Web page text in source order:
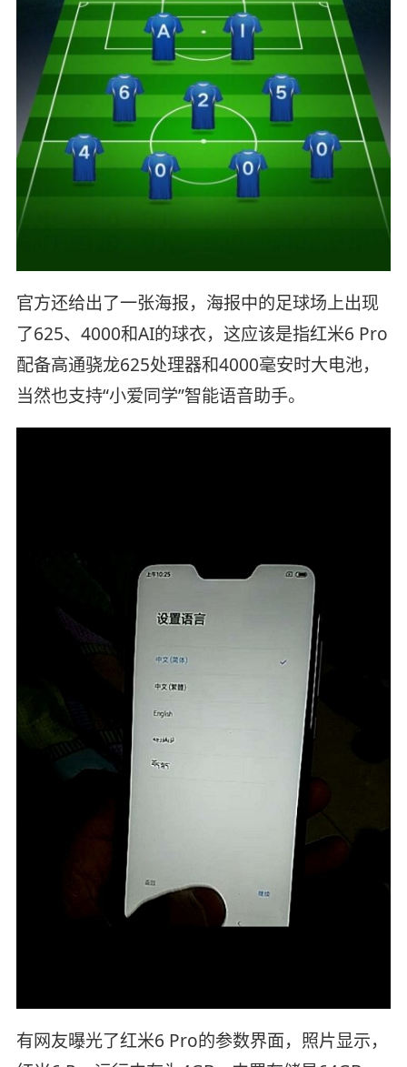
官方还给出了一张海报，海报中的足球场上出现
了625、4000和AI的球衣，这应该是指红米6 Pro
配备高通骁龙625处理器和4000毫安时大电池，
当然也支持“小爱同学”智能语音助手。
有网友曝光了红米6 Pro的参数界面，照片显示，